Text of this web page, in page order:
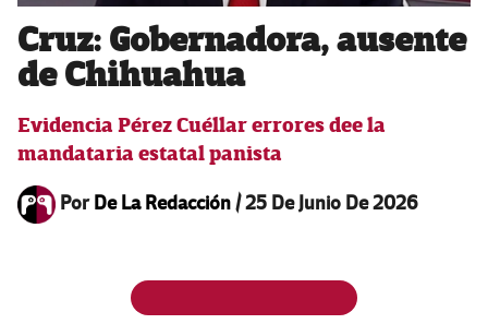
Cruz: Gobernadora, ausente
de Chihuahua
Evidencia Pérez Cuéllar errores dee la
mandataria estatal panista
PorDe La Redacción/25 De Junio De 2026